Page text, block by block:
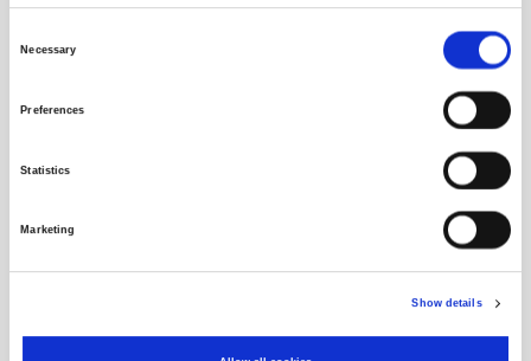
Necessary
Preferences
Statistics
Marketing
Show details